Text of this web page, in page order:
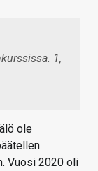
1,
ole
Vuosi 2020 oli